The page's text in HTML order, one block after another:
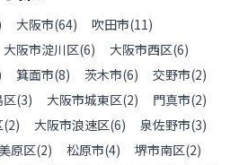
大阪市(64) 吹田市(11)
大阪市淀川区(6) 大阪市西区(6)
箕面市(8) 茨木市(6) 交野市(2)
区(3) 大阪市城東区(2) 門真市(2)
(2) 大阪市浪速区(6) 泉佐野市(3)
原区(2) 松原市(4) 堺市南区(2)